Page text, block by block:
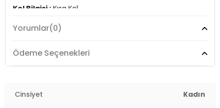
Kol Bilgisi : Kısa Kol
Kalıp Bilgisi :Regular Fit
Manken Ölçüsü :Boy : 1.70 cm / Göğüs : 90 cm / Bel :
2DY25Y0515K1.07
Yorumlar(0)
Ödeme Seçenekleri
Cinsiyet Kadın